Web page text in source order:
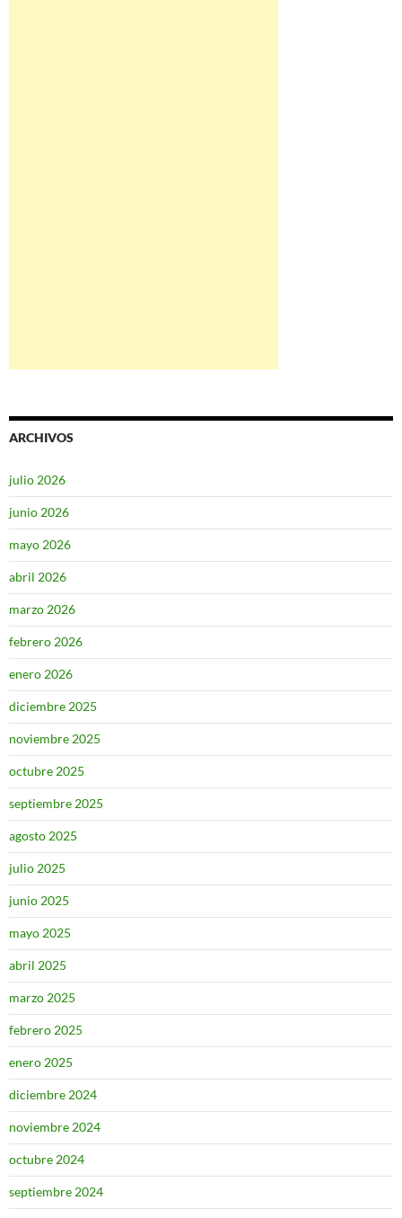
ARCHIVOS
julio 2026
junio 2026
mayo 2026
abril 2026
marzo 2026
febrero 2026
enero 2026
diciembre 2025
noviembre 2025
octubre 2025
septiembre 2025
agosto 2025
julio 2025
junio 2025
mayo 2025
abril 2025
marzo 2025
febrero 2025
enero 2025
diciembre 2024
noviembre 2024
octubre 2024
septiembre 2024